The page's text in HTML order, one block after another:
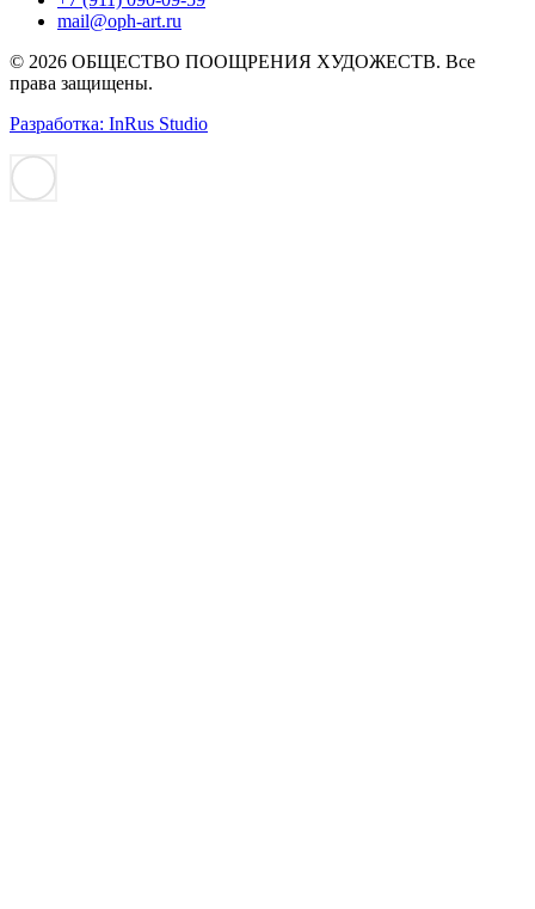
mail@oph-art.ru
© 2026 ОБЩЕСТВО ПООЩРЕНИЯ ХУДОЖЕСТВ. Все
права защищены.
Разработка: InRus Studio